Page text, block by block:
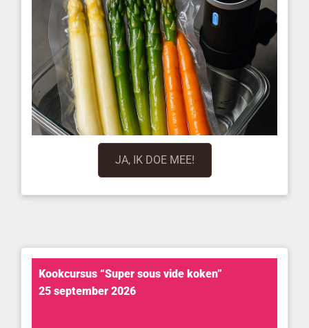
JA, IK DOE MEE!
Kookcursus “Super sous vide koken”
25 september 2026